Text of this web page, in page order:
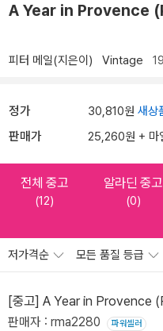
A Year in Provence
피터 메일(지은이) Vintage
정가 30,810원 새상
판매가 25,260원 + 마
전체 중고
(12)
알라딘 중고
(0)
저가격순 모든 품질 등급
[중고] A Year in Provence
판매자 : rma2280 파워셀러